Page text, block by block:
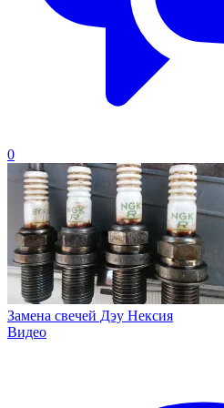
0
Замена свечей Дэу Нексия
Видео